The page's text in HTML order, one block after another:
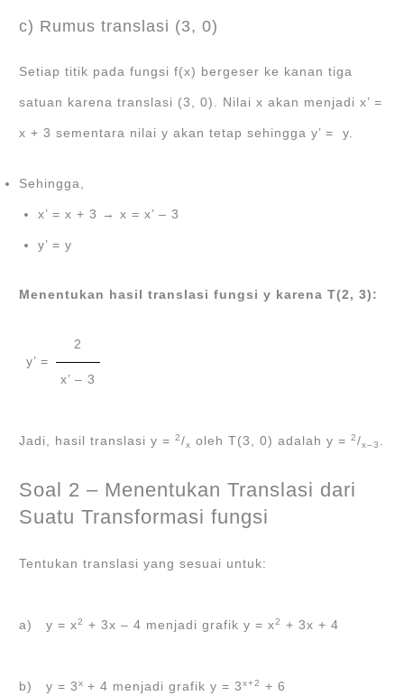
c) Rumus translasi (3, 0)
Setiap titik pada fungsi f(x) bergeser ke kanan tiga
satuan karena translasi (3, 0). Nilai x akan menjadi x’ =
x + 3 sementara nilai y akan tetap sehingga y’ = y.
Sehingga,
x’ = x + 3 → x = x’ – 3
y’ = y
Menentukan hasil translasi fungsi y karena T(2, 3):
y’ =
2
x’ – 3
Jadi, hasil translasi y =2/x oleh T(3, 0) adalah y =2/x–3 .
Soal 2 – Menentukan Translasi dari
Suatu Transformasi fungsi
Tentukan translasi yang sesuai untuk:
a) y = x2 + 3x – 4 menjadi grafik y = x2 + 3x + 4
b) y = 3x + 4 menjadi grafik y = 3x+2 + 6